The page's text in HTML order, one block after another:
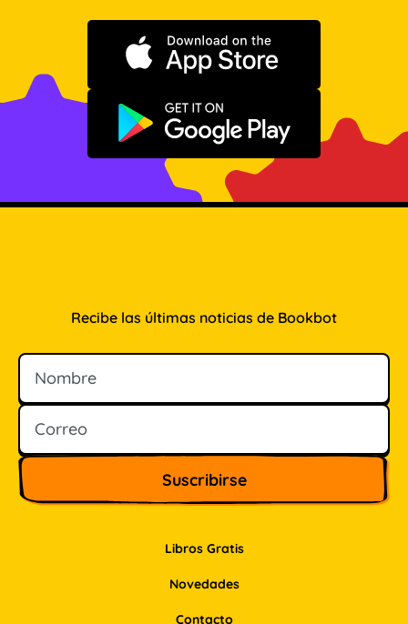
Descargar en App Store
Disponible en Google Play
Libros Gratis
Novedades
Contacto
Recibe las últimas noticias de Bookbot
Nombre
Correo